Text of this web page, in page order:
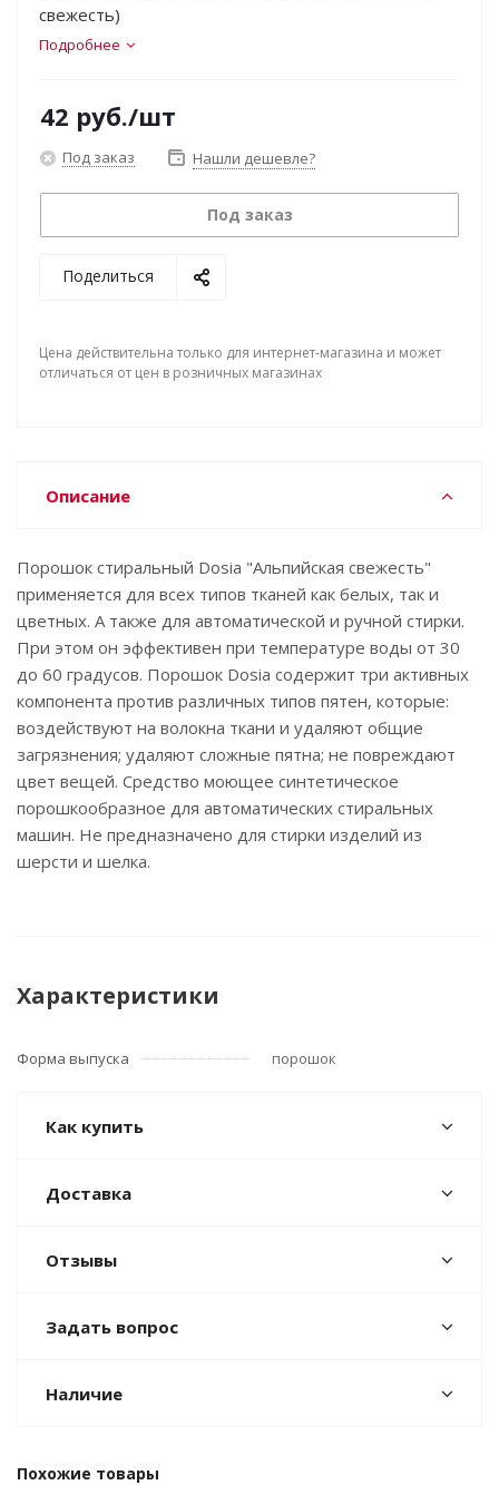
свежесть)
Подробнее
42 руб./шт
Под заказ Нашли дешевле?
Под заказ
Поделиться
Цена действительна только для интернет-магазина и может
отличаться от цен в розничных магазинах
Описание
Порошок стиральный Dosia "Альпийская свежесть"
применяется для всех типов тканей как белых, так и
цветных. А также для автоматической и ручной стирки.
При этом он эффективен при температуре воды от 30
до 60 градусов. Порошок Dosia содержит три активных
компонента против различных типов пятен, которые:
воздействуют на волокна ткани и удаляют общие
загрязнения; удаляют сложные пятна; не повреждают
цвет вещей. Средство моющее синтетическое
порошкообразное для автоматических стиральных
машин. Не предназначено для стирки изделий из
шерсти и шелка.
Характеристики
Форма выпуска порошок
Как купить
Доставка
Отзывы
Задать вопрос
Наличие
Похожие товары